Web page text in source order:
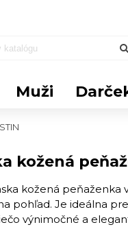
Muži
kožená
kožená peňaženka
pohľad. Je ideálna
výnimočné a